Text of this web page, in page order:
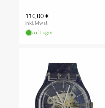
Normaler
Preis
110,00 €
inkl. Mwst.
auf Lager